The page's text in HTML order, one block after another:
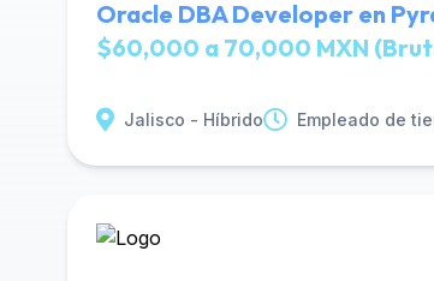
Oracle DBA Developer en
$60,000 a 70,000 MXN
Jalisco - Híbrido Empleado de